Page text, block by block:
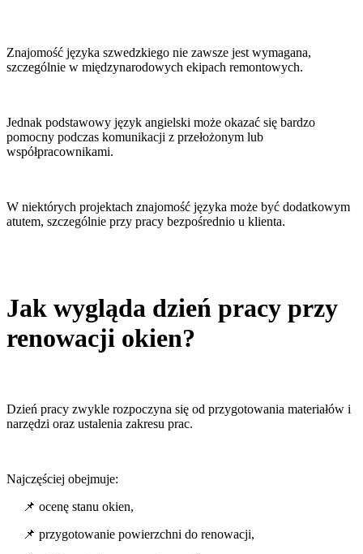
Znajomość języka szwedzkiego nie zawsze jest wymagana,
szczególnie w międzynarodowych ekipach remontowych.
Jednak podstawowy język angielski może okazać się bardzo
pomocny podczas komunikacji z przełożonym lub
współpracownikami.
W niektórych projektach znajomość języka może być dodatkowym
atutem, szczególnie przy pracy bezpośrednio u klienta.
Jak wygląda dzień pracy przy
renowacji okien?
Dzień pracy zwykle rozpoczyna się od przygotowania materiałów i
narzędzi oraz ustalenia zakresu prac.
Najczęściej obejmuje:
📌 ocenę stanu okien,
📌 przygotowanie powierzchni do renowacji,